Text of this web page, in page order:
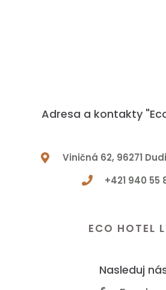
Adresa a kontakty
Viničná 62, 96271
+421 940 55
ECO HOTEL
Nasleduj